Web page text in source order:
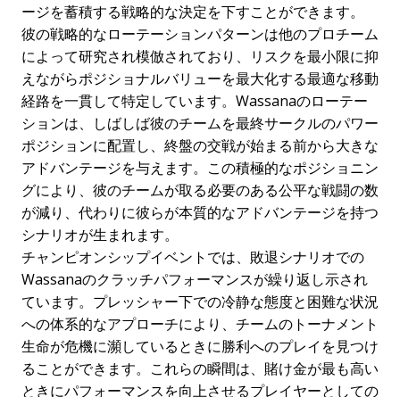
ージを蓄積する戦略的な決定を下すことができます。
彼の戦略的なローテーションパターンは他のプロチーム
によって研究され模倣されており、リスクを最小限に抑
えながらポジショナルバリューを最大化する最適な移動
経路を一貫して特定しています。Wassanaのローテー
ションは、しばしば彼のチームを最終サークルのパワー
ポジションに配置し、終盤の交戦が始まる前から大きな
アドバンテージを与えます。この積極的なポジショニン
グにより、彼のチームが取る必要のある公平な戦闘の数
が減り、代わりに彼らが本質的なアドバンテージを持つ
シナリオが生まれます。
チャンピオンシップイベントでは、敗退シナリオでの
Wassanaのクラッチパフォーマンスが繰り返し示され
ています。プレッシャー下での冷静な態度と困難な状況
への体系的なアプローチにより、チームのトーナメント
生命が危機に瀕しているときに勝利へのプレイを見つけ
ることができます。これらの瞬間は、賭け金が最も高い
ときにパフォーマンスを向上させるプレイヤーとしての